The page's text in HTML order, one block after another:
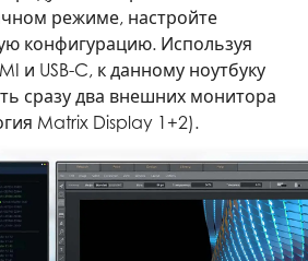
режиме, настройте
конфигурацию. Используя
и USB-C, к данному ноутбуку
сразу два внешних монитора
Matrix Display 1+2).